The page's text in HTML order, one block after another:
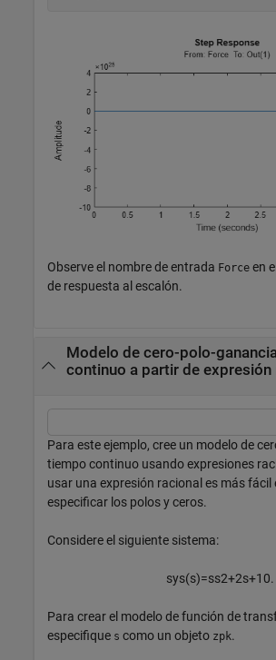
Observe el nombre de entrada Force en
de respuesta al escalón.
Modelo de cero-polo-
continuo a partir de expresión
Para este ejemplo, cree un modelo de
tiempo continuo usando expresiones
usar una expresión racional es más fácil
especificar los polos y ceros.
Considere el siguiente sistema:
sys(s)=ss2+2s+10.
Para crear el modelo de función de
especifique s como un objeto zpk.